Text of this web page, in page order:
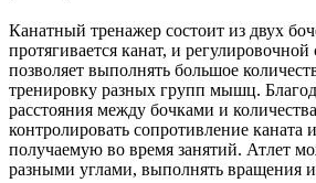
Канатный тренажер состоит из двух
протягивается канат, и
позволяет выполнять большое
тренировку разных групп мышц.
расстояния между бочками и
контролировать сопротивление каната
получаемую во время занятий. Атлет
разными углами, выполнять вращения и